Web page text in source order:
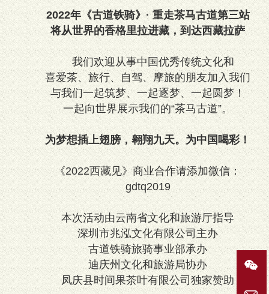
2022年《古道铁骑》· 重走茶马古道第三站
将从世界的香格里拉进藏，到达西藏拉萨
我们欢迎从事中国优秀传统文化和
喜爱茶、旅行、自驾、摩旅的朋友加入我们
与我们一起筑梦、一起逐梦、一起圆梦！
一起向世界展示我们的“茶马古道”。
为梦想插上翅膀，翱翔九天。为中国喝彩！
《2022西藏见》商业合作请添加微信：
gdtq2019
本次活动由云南省文化和旅游厅指导
深圳市兆泓文化有限公司主办
古道铁骑旅骑事业部承办
迪庆州文化和旅游局协办
凤庆县时间果茶叶有限公司独家赞助